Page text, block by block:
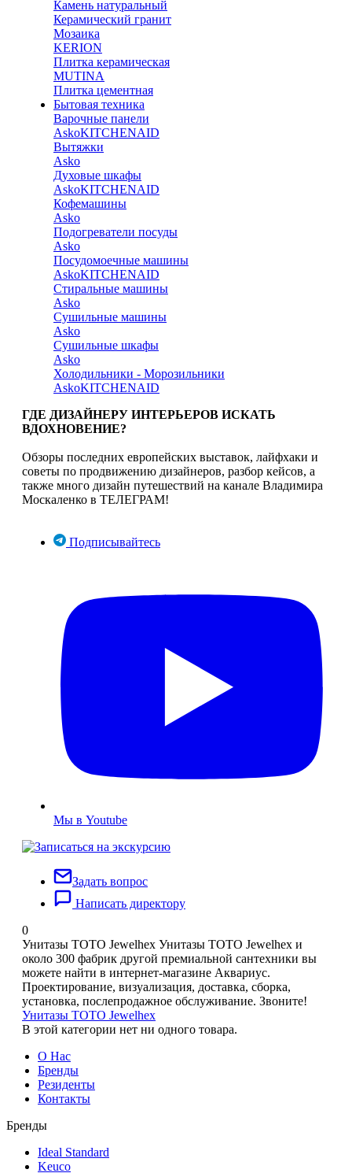
Камень натуральный
Керамический гранит
Мозаика
KERION
Плитка керамическая
MUTINA
Плитка цементная
Бытовая техника
Варочные панели
AskoKITCHENAID
Вытяжки
Asko
Духовые шкафы
AskoKITCHENAID
Кофемашины
Asko
Подогреватели посуды
Asko
Посудомоечные машины
AskoKITCHENAID
Стиральные машины
Asko
Сушильные машины
Asko
Сушильные шкафы
Asko
Холодильники - Морозильники
AskoKITCHENAID
ГДЕ ДИЗАЙНЕРУ ИНТЕРЬЕРОВ ИСКАТЬ
ВДОХНОВЕНИЕ?
Обзоры последних европейских выставок, лайфхаки и
советы по продвижению дизайнеров, разбор кейсов, а
также много дизайн путешествий на канале Владимира
Москаленко в ТЕЛЕГРАМ!
Подписывайтесь
Мы в Youtube
Задать вопрос
Написать директору
0
Унитазы TOTO Jewelhex Унитазы TOTO Jewelhex и
около 300 фабрик другой премиальной сантехники вы
можете найти в интернет-магазине Аквариус.
Проектирование, визуализация, доставка, сборка,
установка, послепродажное обслуживание. Звоните!
Унитазы TOTO Jewelhex
В этой категории нет ни одного товара.
О Нас
Бренды
Резиденты
Контакты
Бренды
Ideal Standard
Keuco